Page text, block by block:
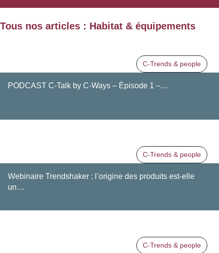
Tous nos articles : Habitat & équipements
C-Trends & people
PODCAST C-Talk by C-Ways – Épisode 1 –…
C-Trends & people
Webinaire Trendshaker : l’origine des produits est-elle
un…
C-Trends & people